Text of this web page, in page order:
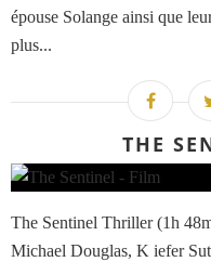
épouse Solange ainsi que
plus...
THE
The Sentinel Thriller (1h
Michael Douglas, K iefer